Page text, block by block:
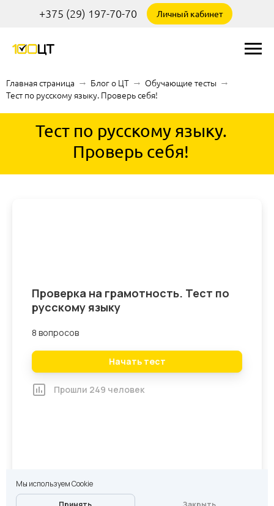
+375 (29) 197-70-70 Личный кабинет
Главная страница → Блог о ЦТ → Обучающие тесты →
Тест по русскому языку. Проверь себя!
Тест по русскому языку.
Проверь себя!